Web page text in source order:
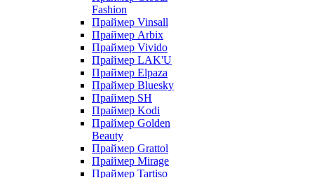
Fashion
Праймер Vinsall
Праймер Arbix
Праймер Vivido
Праймер LAK'U
Праймер Elpaza
Праймер Bluesky
Праймер SH
Праймер Kodi
Праймер Golden
Beauty
Праймер Grattol
Праймер Mirage
Праймер Tartiso